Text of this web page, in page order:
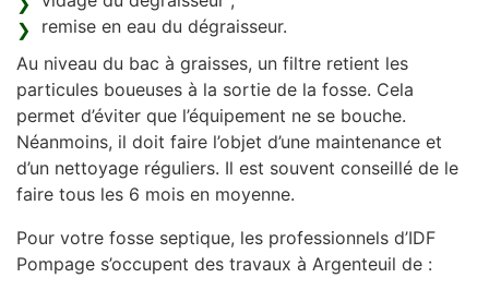
remise en eau du dégraisseur.
Au niveau du bac à graisses, un filtre retient les
particules boueuses à la sortie de la fosse. Cela
permet d’éviter que l’équipement ne se bouche.
Néanmoins, il doit faire l’objet d’une maintenance et
d’un nettoyage réguliers. Il est souvent conseillé de le
faire tous les 6 mois en moyenne.
Pour votre fosse septique, les professionnels d’IDF
Pompage s’occupent des travaux à Argenteuil de :